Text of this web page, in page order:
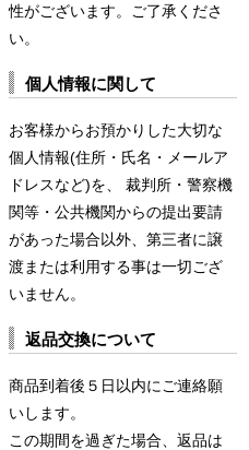
性がございます。ご了承くださ
い。
個人情報に関して
お客様からお預かりした大切な
個人情報(住所・氏名・メールア
ドレスなど)を、 裁判所・警察機
関等・公共機関からの提出要請
があった場合以外、第三者に譲
渡または利用する事は一切ござ
いません。
返品交換について
商品到着後５日以内にご連絡願
いします。
この期間を過ぎた場合、返品は